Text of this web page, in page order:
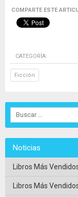
COMPARTE ESTE
CATEGORÍA:
Ficción
Noticias
Libros Más
Libros Más